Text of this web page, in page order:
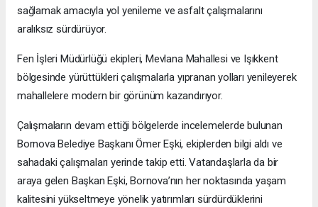
sağlamak amacıyla yol yenileme ve asfalt çalışmalarını
aralıksız sürdürüyor.
Fen İşleri Müdürlüğü ekipleri, Mevlana Mahallesi ve Işıkkent
bölgesinde yürüttükleri çalışmalarla yıpranan yolları yenileyerek
mahallelere modern bir görünüm kazandırıyor.
Çalışmaların devam ettiği bölgelerde incelemelerde bulunan
Bornova Belediye Başkanı Ömer Eşki, ekiplerden bilgi aldı ve
sahadaki çalışmaları yerinde takip etti. Vatandaşlarla da bir
araya gelen Başkan Eşki, Bornova’nın her noktasında yaşam
kalitesini yükseltmeye yönelik yatırımları sürdürdüklerini